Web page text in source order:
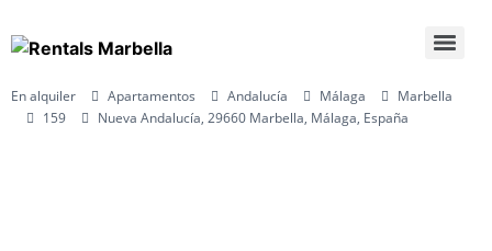
En alquiler Apartamentos Andalucía Málaga
Marbella
159
Nueva Andalucía, 29660 Marbella, Málaga, España